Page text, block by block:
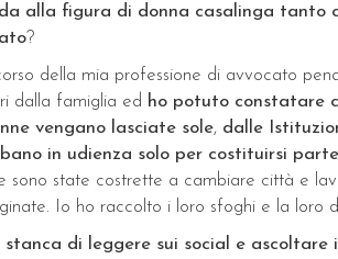
alla figura di donna casalinga
?
della mia professione di avvocato
dalla famiglia ed ho potuto constatare
vengano lasciate sole, dalle
in udienza solo per costituirsi
sono state costrette a cambiare città e
Io ho raccolto i loro sfoghi e la loro
stanca di leggere sui social e